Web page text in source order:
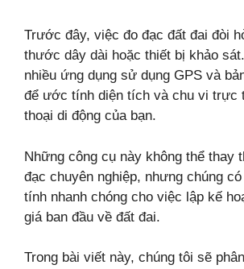
Trước đây, việc đo đạc đất đai đòi
thước dây dài hoặc thiết bị khảo
nhiều ứng dụng sử dụng GPS và
để ước tính diện tích và chu vi trực
thoại di động của bạn.
Những công cụ này không thể thay
đạc chuyên nghiệp, nhưng chúng
tính nhanh chóng cho việc lập kế
giá ban đầu về đất đai.
Trong bài viết này, chúng tôi sẽ